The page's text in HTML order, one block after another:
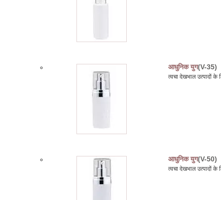
आधुनिक युग(V-35)
त्वचा देखभाल उत्पादों के
आधुनिक युग(V-50)
त्वचा देखभाल उत्पादों के